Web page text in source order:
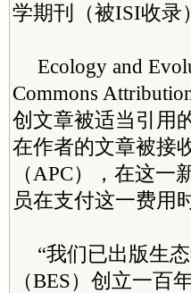
学期刊（被ISI收录
Ecology and
Commons
创文章被适当引用
在作者的文章被接
（APC），在这
员在支付这一费用
“我们已出版生
（BES）创立一百